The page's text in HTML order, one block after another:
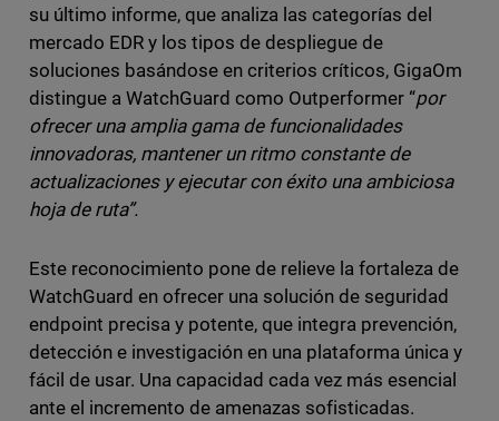
su último informe, que analiza las categorías del
mercado EDR y los tipos de despliegue de
soluciones basándose en criterios críticos, GigaOm
distingue a WatchGuard como Outperformer “por
ofrecer una amplia gama de funcionalidades
innovadoras, mantener un ritmo constante de
actualizaciones y ejecutar con éxito una ambiciosa
hoja de ruta”.
Este reconocimiento pone de relieve la fortaleza de
WatchGuard en ofrecer una solución de seguridad
endpoint precisa y potente, que integra prevención,
detección e investigación en una plataforma única y
fácil de usar. Una capacidad cada vez más esencial
ante el incremento de amenazas sofisticadas.